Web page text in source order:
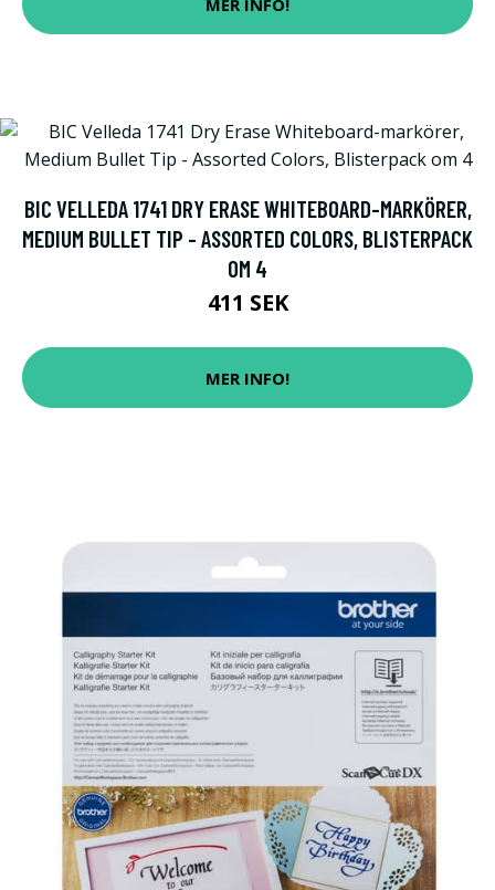
BIC VELLEDA 1741 DRY ERASE WHITEBOARD-MARKÖRER,
MEDIUM BULLET TIP - ASSORTED COLORS, BLISTERPACK
OM 4
411 SEK
MER INFO!